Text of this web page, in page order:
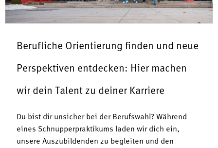
Berufliche Orientierung finden und neue
Perspektiven entdecken: Hier machen
wir dein Talent zu deiner Karriere
Du bist dir unsicher bei der Berufswahl? Während
eines Schnupperpraktikums laden wir dich ein,
unsere Auszubildenden zu begleiten und den